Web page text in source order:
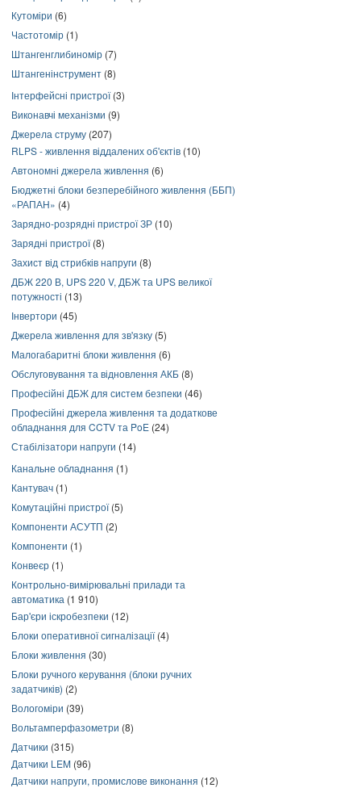
Кутоміри (6)
Частотомір (1)
Штангенглибиномір (7)
Штангенінструмент (8)
Інтерфейсні пристрої(3)
Виконавчі механізми (9)
Джерела струму (207)
RLPS - живлення віддалених об'єктів (10)
Автономні джерела живлення (6)
Бюджетні блоки безперебійного живлення (ББП)
«РАПАН» (4)
Зарядно-розрядні пристрої ЗР (10)
Зарядні пристрої(8)
Захист від стрибків напруги (8)
ДБЖ 220 В, UPS 220 V, ДБЖ та UPS великої
потужності (13)
Інвертори (45)
Джерела живлення для зв'язку (5)
Малогабаритні блоки живлення (6)
Обслуговування та відновлення АКБ (8)
Професійні ДБЖ для систем безпеки (46)
Професійні джерела живлення та додаткове
обладнання для CCTV та PoE (24)
Стабілізатори напруги (14)
Канальне обладнання (1)
Кантувач (1)
Комутаційні пристрої(5)
Компоненти АСУТП (2)
Компоненти (1)
Конвеєр (1)
Контрольно-вимірювальні прилади та
автоматика (1 910)
Бар'єри іскробезпеки (12)
Блоки оперативної сигналізації(4)
Блоки живлення (30)
Блоки ручного керування (блоки ручних
задатчиків) (2)
Вологоміри (39)
Вольтамперфазометри (8)
Датчики (315)
Датчики LEM (96)
Датчики напруги, промислове виконання (12)